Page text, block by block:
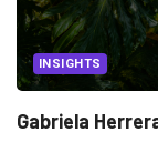
INSIGHTS
Gabriela